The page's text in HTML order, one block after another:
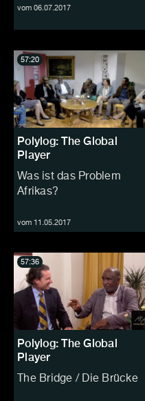
vom 06.07.2017
Polylog: The Global
Player
Was ist das Problem
Afrikas?
vom 11.05.2017
57:20
Polylog: The Global
Player
The Bridge / Die Brücke
57:36